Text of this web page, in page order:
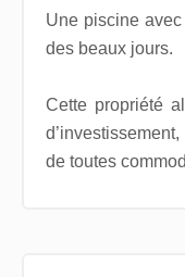
Une piscine
des beaux jours.
Cette propriété
de toutes